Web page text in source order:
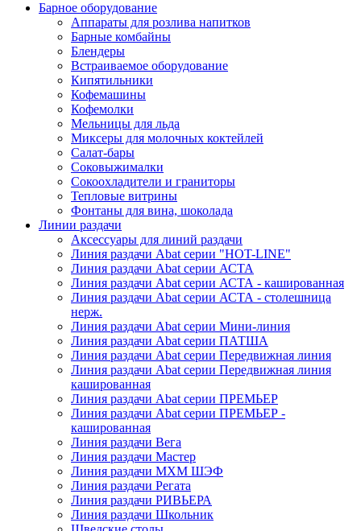
Барное оборудование
Аппараты для розлива напитков
Барные комбайны
Блендеры
Встраиваемое оборудование
Кипятильники
Кофемашины
Кофемолки
Мельницы для льда
Миксеры для молочных коктейлей
Салат-бары
Соковыжималки
Сокоохладители и граниторы
Тепловые витрины
Фонтаны для вина, шоколада
Линии раздачи
Аксессуары для линий раздачи
Линия раздачи Abat серии "HOT-LINE"
Линия раздачи Abat серии АСТА
Линия раздачи Abat серии АСТА - кашированная
Линия раздачи Abat серии АСТА - столешница
нерж.
Линия раздачи Abat серии Мини-линия
Линия раздачи Abat серии ПАТША
Линия раздачи Abat серии Передвижная линия
Линия раздачи Abat серии Передвижная линия
кашированная
Линия раздачи Abat серии ПРЕМЬЕР
Линия раздачи Abat серии ПРЕМЬЕР -
кашированная
Линия раздачи Вега
Линия раздачи Мастер
Линия раздачи МХМ ШЭФ
Линия раздачи Регата
Линия раздачи РИВЬЕРА
Линия раздачи Школьник